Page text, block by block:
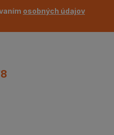
osobných údajov